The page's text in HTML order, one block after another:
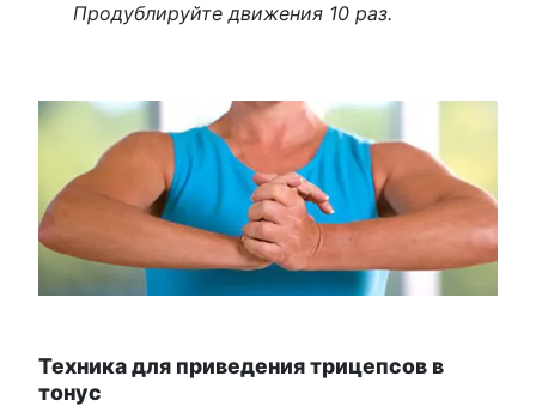
Продублируйте движения 10 раз.
Техника для приведения трицепсов в
тонус